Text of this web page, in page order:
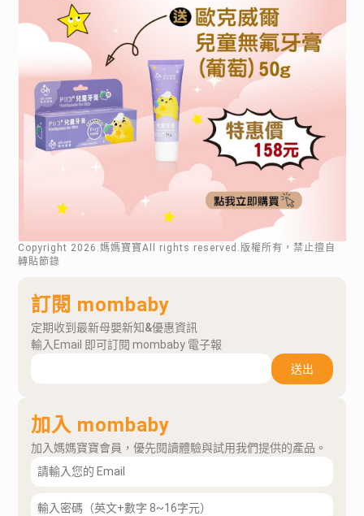
Copyright 2026 .媽媽寶寶All rights reserved.版權所有，禁止擅自
轉貼節錄
訂閱 mombaby
定期收到最新母嬰新知&優惠資訊
輸入Email 即可訂閱 mombaby 電子報
送出
加入 mombaby
加入媽媽寶寶會員，優先閱讀體驗與試用我們提供的產品。